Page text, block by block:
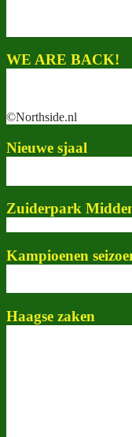
WE ARE BACK!
©Northside.nl
Nieuwe sjaal
Zuiderpark
Kampioenen
Haagse zaken